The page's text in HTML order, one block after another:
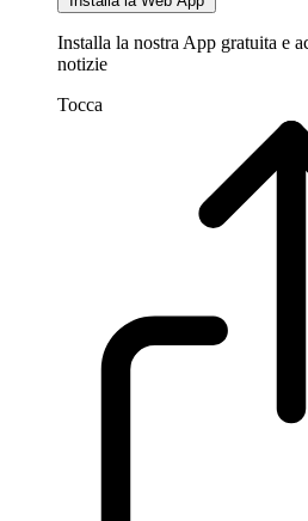
Installa la nostra App gratuita e
notizie
Tocca